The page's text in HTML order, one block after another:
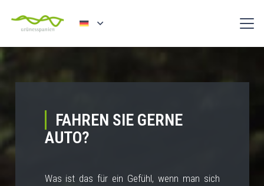
FAHREN SIE GERNE
AUTO?
Was ist das für ein Gefühl, wenn man sich